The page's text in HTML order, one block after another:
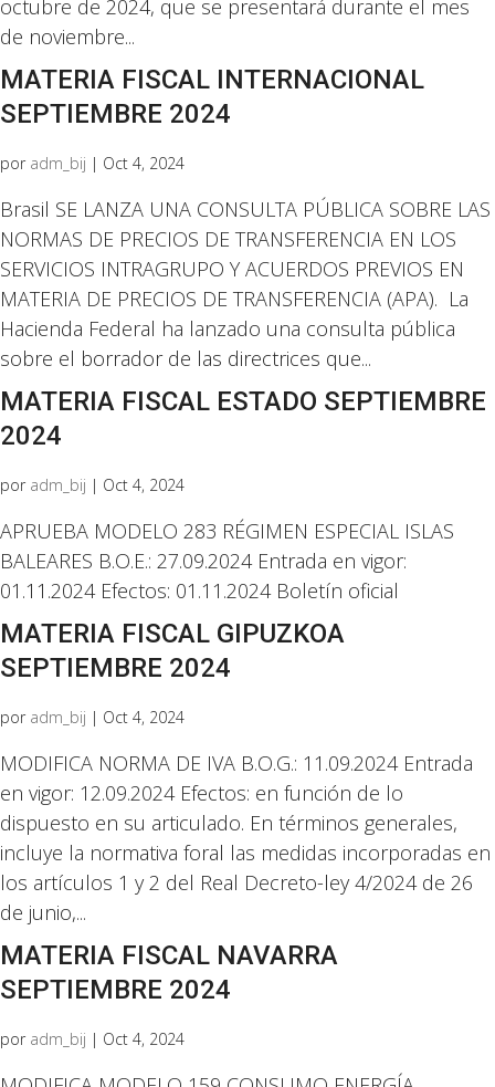
octubre de 2024, que se presentará durante el mes
de noviembre...
MATERIA FISCAL INTERNACIONAL
SEPTIEMBRE 2024
por adm_bij | Oct 4, 2024
Brasil SE LANZA UNA CONSULTA PÚBLICA SOBRE LAS
NORMAS DE PRECIOS DE TRANSFERENCIA EN LOS
SERVICIOS INTRAGRUPO Y ACUERDOS PREVIOS EN
MATERIA DE PRECIOS DE TRANSFERENCIA (APA). La
Hacienda Federal ha lanzado una consulta pública
sobre el borrador de las directrices que...
MATERIA FISCAL ESTADO SEPTIEMBRE
2024
por adm_bij | Oct 4, 2024
APRUEBA MODELO 283 RÉGIMEN ESPECIAL ISLAS
BALEARES B.O.E.: 27.09.2024 Entrada en vigor:
01.11.2024 Efectos: 01.11.2024 Boletín oficial
MATERIA FISCAL GIPUZKOA
SEPTIEMBRE 2024
por adm_bij | Oct 4, 2024
MODIFICA NORMA DE IVA B.O.G.: 11.09.2024 Entrada
en vigor: 12.09.2024 Efectos: en función de lo
dispuesto en su articulado. En términos generales,
incluye la normativa foral las medidas incorporadas en
los artículos 1 y 2 del Real Decreto-ley 4/2024 de 26
de junio,...
MATERIA FISCAL NAVARRA
SEPTIEMBRE 2024
por adm_bij | Oct 4, 2024